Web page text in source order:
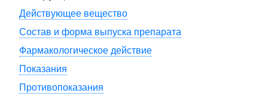
Действующее вещество
Состав и форма выпуска препарата
Фармакологическое действие
Показания
Противопоказания